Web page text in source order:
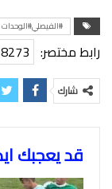
#الفيصلي#الوحدات
رابط مختصر:
شارك
قد يعجبك